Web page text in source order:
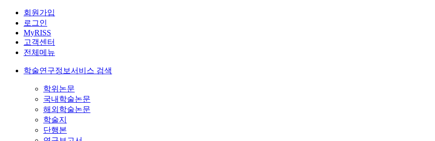
회원가입
로그인
MyRISS
고객센터
전체메뉴
학술연구정보서비스 검색
학위논문
국내학술논문
해외학술논문
학술지
단행본